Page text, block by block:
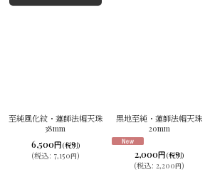
至純風化紋・蓮師法帽天珠
38mm
6,500円(税別)
(税込: 7,150円)
黒地至純・蓮師法帽天珠
20mm
2,000円 (税別)
(税込: 2,200円)